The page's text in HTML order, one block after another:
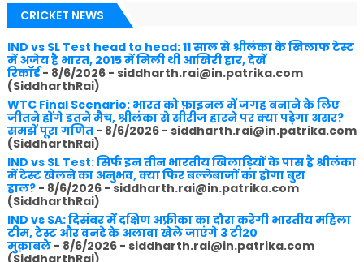
CRICKET NEWS
IND vs SL Test head to head: 11 साल से श्रीलंका के खिलाफ टेस्ट
में अजेय है भारत, 2015 में मिली थी आखिरी हार, देखें
रिकॉर्ड- 8/6/2026- siddharth.rai@in.patrika.com
(SiddharthRai)
WTC Final Scenario: भारत को फ़ाइनल में जगह बनाने के लिए
जीतने होंगे इतने मैच, श्रीलंका से सीरीज हारने पर क्या पड़ेगा असर?
समझें पूरा गणित- 8/6/2026- siddharth.rai@in.patrika.com
(SiddharthRai)
IND vs SL Test: सिर्फ इन तीन भारतीय खिलाड़ियों के पास है श्रीलंका
में टेस्ट खेलने का अनुभव, क्या फिर बल्लेबाजों का होगा बुरा
हाल?- 8/6/2026- siddharth.rai@in.patrika.com
(SiddharthRai)
IND vs SA: दिसंबर में दक्षिण अफ्रीका का दौरा करेगी भारतीय महिला
टीम, टेस्ट और वनडे के अलावा खेले जाएंगे 3 टी20
मुक़ाबले- 8/6/2026- siddharth.rai@in.patrika.com
(SiddharthRai)